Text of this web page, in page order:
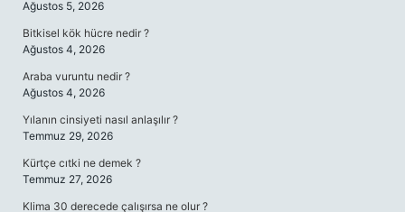
Ağustos 5, 2026
Bitkisel kök hücre nedir ?
Ağustos 4, 2026
Araba vuruntu nedir ?
Ağustos 4, 2026
Yılanın cinsiyeti nasıl anlaşılır ?
Temmuz 29, 2026
Kürtçe cıtki ne demek ?
Temmuz 27, 2026
Klima 30 derecede çalışırsa ne olur ?